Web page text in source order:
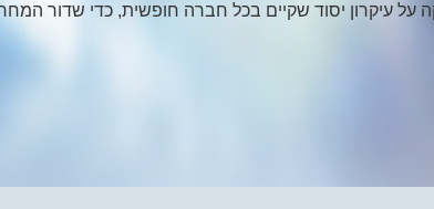
עיקרון יסוד שקיים בכל חברה חופשית, כדי שדור